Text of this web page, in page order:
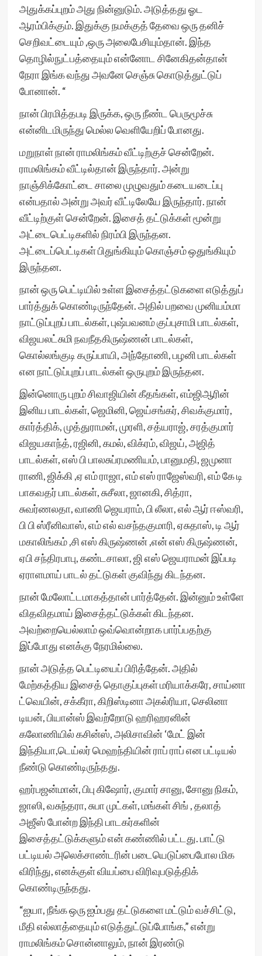
அதுக்கப்புறம் அது நின்னுடும். அடுத்தது ஓட
ஆரம்பிக்கும். இதுக்கு நமக்குத் தேவை ஒரு தனிச்
செறிவட்டையும் ,ஒரு அலைபேசியும்தான். இந்த
தொழில்நுட்பத்தையும் என்னோட சினேகிதன்தான்
நேரா இங்க வந்து அவனே செஞ்சு கொடுத்துட்டுப்
போனான். “
நான் பிரமித்தபடி இருக்க, ஒரு நீண்ட பெருமூச்சு
என்னிடமிருந்து மெல்ல வெளியேறிப் போனது.
மறுநாள் நான் ராமலிங்கம் வீட்டிற்குச் சென்றேன்.
ராமலிங்கம் வீட்டில்தான் இருந்தார். அன்று
நாஞ்சிக்கோட்டை சாலை முழுவதும் கடையடைப்பு
என்பதால் அன்று அவர் வீட்டிலேயே இருந்தார். நான்
வீட்டிற்குள் சென்றேன். இசைத் தட்டுக்கள் மூன்று
அட்டைபெட்டிகளில் நிரம்பி இருந்தன.
அட்டைப்பெட்டிகள் பிதுங்கியும் கொஞ்சம் ஒதுங்கியும்
இருந்தன.
நான் ஒரு பெட்டியில் உள்ள இசைத்தட்டுகளை எடுத்துப்
பார்த்துக் கொண்டிருந்தேன். அதில் பறவை முனியம்மா
நாட்டுப்புறப் பாடல்கள், புஷ்பவனம் குப்புசாமி பாடல்கள்,
விஜயலட்சுமி நவநீதகிருஷ்ணன் பாடல்கள்,
கொல்லங்குடி கருப்பாயி, அந்தோணி, பழனி பாடல்கள்
என நாட்டுப்புறப் பாடல்கள் ஒருபுறம் இருந்தன.
இன்னொரு புறம் சிவாஜியின் கீதங்கள், எம்ஜிஆரின்
இனிய பாடல்கள், ஜெமினி, ஜெய்சங்கர், சிவக்குமார்,
கார்த்திக், முத்துராமன், முரளி, சத்யராஜ், சரத்குமார்
விஜயகாந்த், ரஜினி, கமல், விக்ரம், விஜய், அஜித்
பாடல்கள், எஸ் பி பாலசுப்ரமணியம், பானுமதி, ஜமுனா
ராணி, ஜிக்கி ,ஏ எம் ராஜா, எம் எஸ் ராஜேஸ்வரி, எம் கே டி
பாகவதர் பாடல்கள், சுசீலா, ஜானகி, சித்ரா,
சுவர்ணலதா, வாணி ஜெயராம், பி லீலா, எல் ஆர் ஈஸ்வரி,
பி பி ஸ்ரீனிவாஸ், எம் எல் வசந்தகுமாரி, ஏசுதாஸ், டி ஆர்
மகாலிங்கம் ,சி எஸ் கிருஷ்ணன் ,என் எஸ் கிருஷ்ணன்,
ஏபி சந்திரபாபு, கண்டசாலா, ஜி எஸ் ஜெயராமன் இப்படி
ஏராளமாய் பாடல் தட்டுகள் குவிந்து கிடந்தன.
நான் மேலோட்டமாகத்தான் பார்த்தேன். இன்னும் உள்ளே
விதவிதமாய் இசைத்தட்டுக்கள் கிடந்தன.
அவற்றையெல்லாம் ஒவ்வொன்றாக பார்ப்பதற்கு
இப்போது எனக்கு நேரமில்லை.
நான் அடுத்த பெட்டியைப் பிரித்தேன். அதில்
மேற்கத்திய இசைத் தொகுப்புகள் மரியாக்கரே, சாய்னா
ட்வெயின், சக்கீரா, கிறிஸ்டினா அகல்ரியா, செலினா
டியன், பியான்ஸ் இவற்றோடு ஹரிஹரனின்
கலோணியில் கசின்ஸ், அலிசாவின் ‘மேட் இன்
இந்தியா,டெய்லர் மெஹந்தியின் ராப் ராப் என பட்டியல்
நீண்டு கொண்டிருந்தது.
ஹர்பஜன்மான், பிபு கிஷோர், குமார் சானு, சோனு நிகம்,
ஜாஸி, வசுந்தரா, சுபா முட்கள், மங்கள் சிங் , தலாத்
அஜீஸ் போன்ற இந்தி பாடகர்களின்
இசைத்தட்டுக்களும் என் கண்ணில் பட்டது. பாட்டு
பட்டியல் அலெக்சாண்டரின் படையெடுப்பைபோல மிக
விரிந்து, எனக்குள் வியப்பை விரிவுபடுத்திக்
கொண்டிருந்தது.
“ஐயா, நீங்க ஒரு ஐம்பது தட்டுகளை மட்டும் வச்சிட்டு,
மீதி எல்லாத்தையும் எடுத்துட்டுப்போங்க,” என்று
ராமலிங்கம் சொன்னாலும், நான் இரண்டு